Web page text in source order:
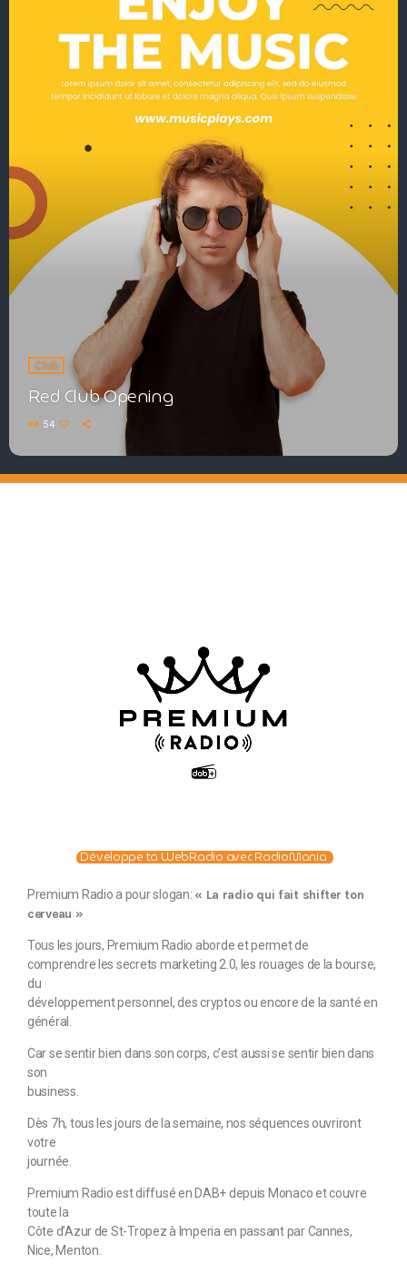
Club
Red Club Opening
54
Développe ta WebRadio avec RadioMania
Premium Radio a pour slogan: « La radio qui fait shifter ton
cerveau »
Tous les jours, Premium Radio aborde et permet de
comprendre les secrets marketing 2.0, les rouages de la bourse,
du
développement personnel, des cryptos ou encore de la santé en
général.
Car se sentir bien dans son corps, c’est aussi se sentir bien dans
son
business.
Dès 7h, tous les jours de la semaine, nos séquences ouvriront
votre
journée.
Premium Radio est diffusé en DAB+ depuis Monaco et couvre
toute la
Côte d’Azur de St-Tropez à Imperia en passant par Cannes,
Nice, Menton.